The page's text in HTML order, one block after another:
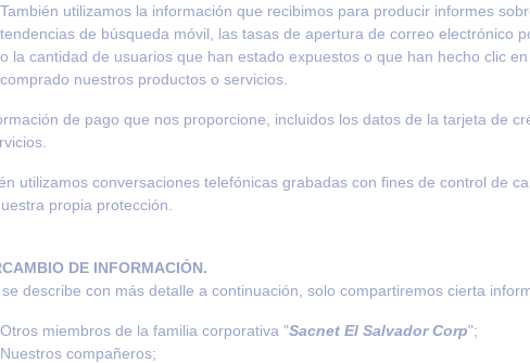
También utilizamos la información que recibimos para producir informes
tendencias de búsqueda móvil, las tasas de apertura de correo electrónico
o la cantidad de usuarios que han estado expuestos o que han hecho clic
comprado nuestros productos o servicios.
de pago que nos proporcione, incluidos los datos de la tarjeta de
utilizamos conversaciones telefónicas grabadas con fines de control de
propia protección.
DE INFORMACIÓN.
describe con más detalle a continuación, solo compartiremos cierta
Otros miembros de la familia corporativa "Sacnet El Salvador Corp";
Nuestros compañeros;